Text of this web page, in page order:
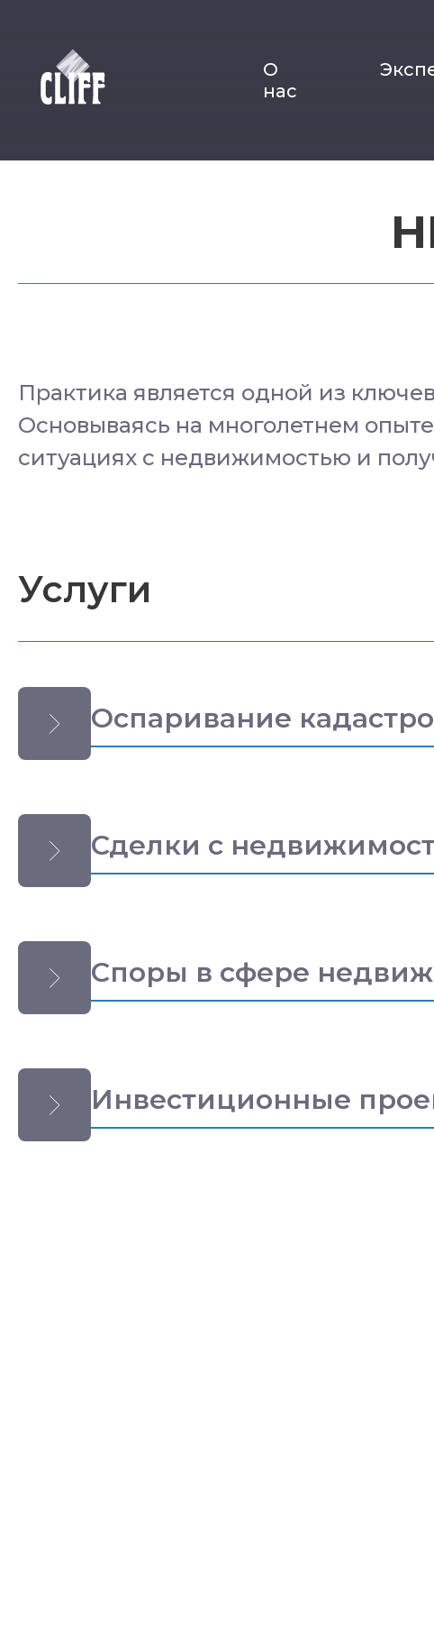
О
нас
Практика является одной из
Основываясь на многолетнем
ситуациях с недвижимостью и
Услуги
Оспаривание
Сделки с
Споры в сфере
Инвестиционные